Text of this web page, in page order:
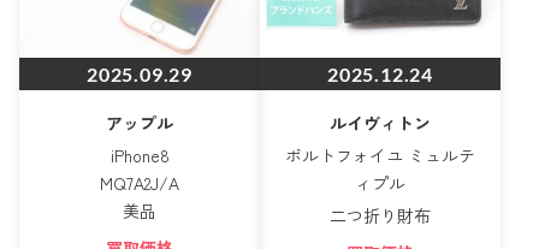
2025.09.29
アップル
iPhone8
MQ7A2J/A
美品
2025.12.24
ルイヴィトン
ポルトフォイユ ミュルテ
ィプル
二つ折り財布